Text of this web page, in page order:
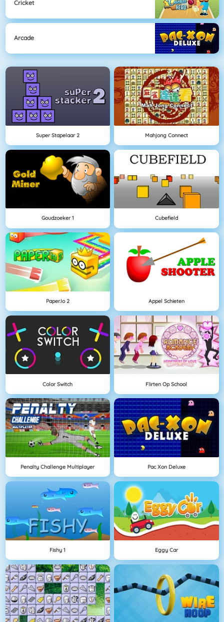
Cricket
Arcade
Super Stapelaar 2 Mahjong Connect
Goudzoeker 1 Cubefield
Paper.io 2 Appel Schieten
Color Switch Flirten Op School
Penalty Challenge Multiplayer Pac Xon Deluxe
Fishy 1 Eggy Car